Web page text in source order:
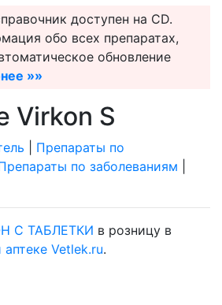
доступен на CD.
обо всех препаратах,
обновление
»»
Virkon S
Препараты по
по заболеваниям
С ТАБЛЕТКИ в розницу в
Vetlek.ru.